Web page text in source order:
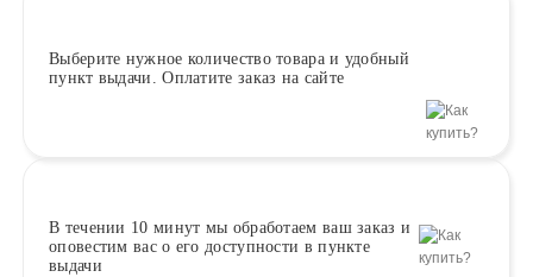
Выберите нужное количество товара и удобный
пункт выдачи. Оплатите заказ на сайте
В течении 10 минут мы обработаем ваш заказ и
оповестим вас о его доступности в пункте
выдачи